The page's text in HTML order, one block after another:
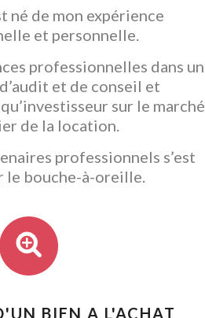
né de mon expérience
et personnelle.
professionnelles dans un
et de conseil et
sur le marché
de la location.
professionnels s’est
le bouche-à-oreille.
BIEN A L'ACHAT